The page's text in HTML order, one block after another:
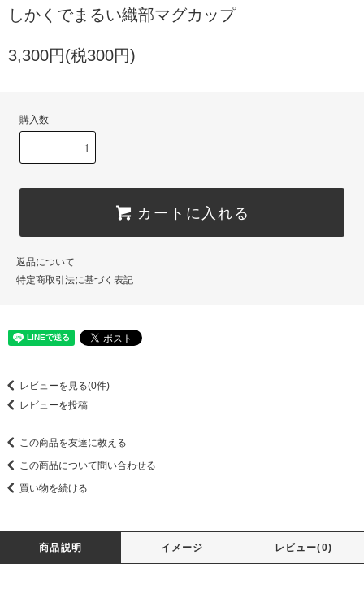
しかくでまるい織部マグカップ
3,300円(税300円)
購入数
カートに入れる
返品について
特定商取引法に基づく表記
レビューを見る(0件)
レビューを投稿
この商品を友達に教える
この商品について問い合わせる
買い物を続ける
商品説明 イメージ レビュー(0)